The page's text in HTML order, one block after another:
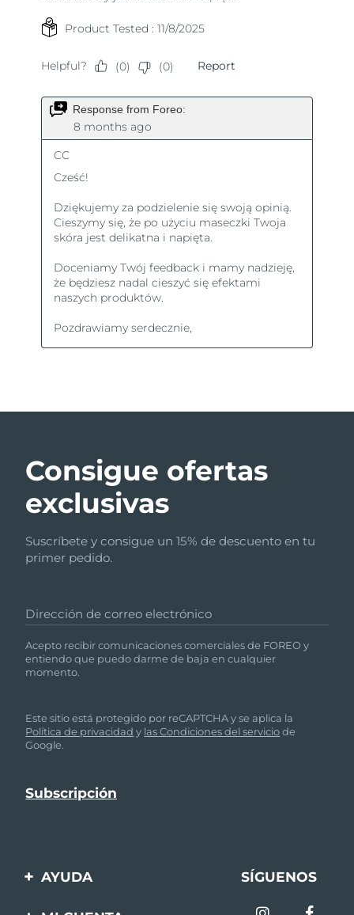
Consigue ofertas
exclusivas
Suscríbete y consigue un 15% de descuento en tu
primer pedido.
Dirección de correo electrónico
Acepto recibir comunicaciones comerciales de FOREO y
entiendo que puedo darme de baja en cualquier
momento.
Este sitio está protegido por reCAPTCHA y se aplica la
Política de privacidad y las Condiciones del serviciode
Google.
AYUDA
Contáctanos
SÍGUENOS